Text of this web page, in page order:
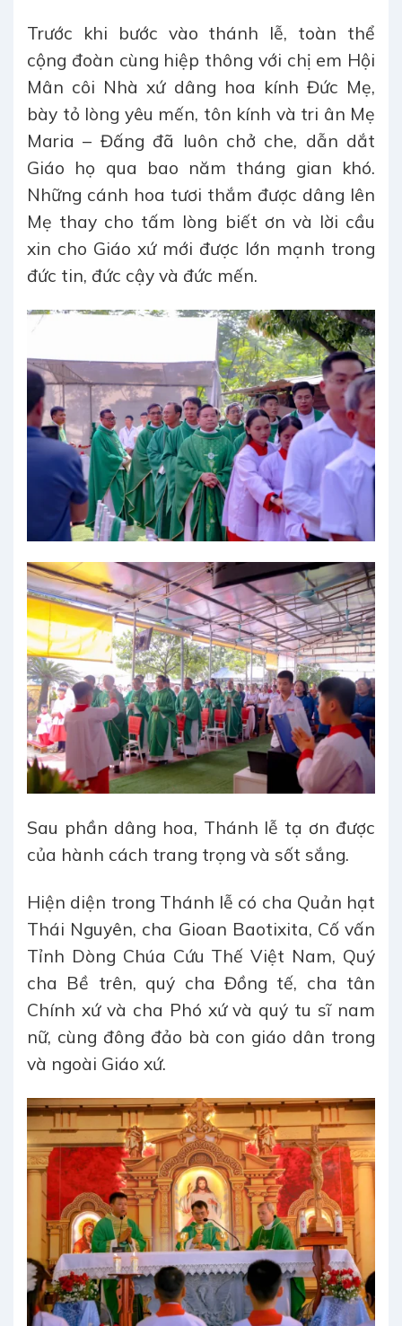
Trước khi bước vào thánh lễ, toàn thể
cộng đoàn cùng hiệp thông với chị em Hội
Mân côi Nhà xứ dâng hoa kính Đức Mẹ,
bày tỏ lòng yêu mến, tôn kính và tri ân Mẹ
Maria – Đấng đã luôn chở che, dẫn dắt
Giáo họ qua bao năm tháng gian khó.
Những cánh hoa tươi thắm được dâng lên
Mẹ thay cho tấm lòng biết ơn và lời cầu
xin cho Giáo xứ mới được lớn mạnh trong
đức tin, đức cậy và đức mến.
Sau phần dâng hoa, Thánh lễ tạ ơn được
của hành cách trang trọng và sốt sắng.
Hiện diện trong Thánh lễ có cha Quản hạt
Thái Nguyên, cha Gioan Baotixita, Cố vấn
Tỉnh Dòng Chúa Cứu Thế Việt Nam, Quý
cha Bề trên, quý cha Đồng tế, cha tân
Chính xứ và cha Phó xứ và quý tu sĩ nam
nữ, cùng đông đảo bà con giáo dân trong
và ngoài Giáo xứ.